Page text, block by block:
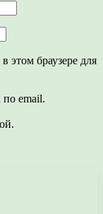
этом браузере для
email.